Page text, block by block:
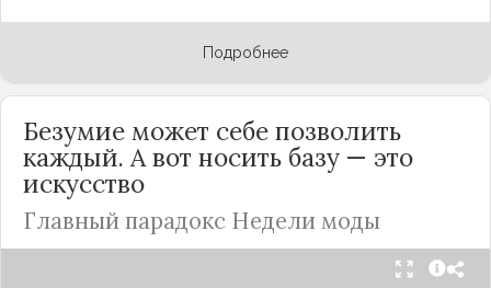
Подробнее
Безумие может себе позволить
каждый. А вот носить базу — это
искусство
Главный парадокс Недели моды